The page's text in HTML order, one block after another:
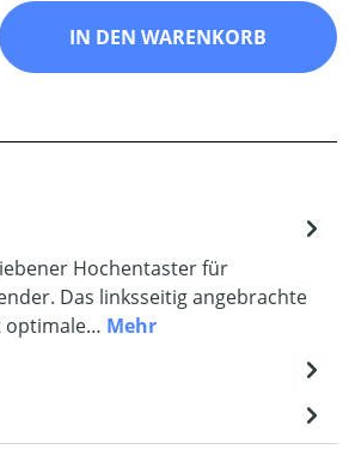
Gib den gewünschten
IN DEN WARENKORB
Hochentaster für
Das linksseitig angebrachte
optimale… Mehr